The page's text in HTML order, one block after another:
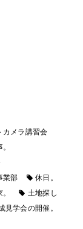
カメラ講習会
業部
休日。
土地探し
見学会の開催。